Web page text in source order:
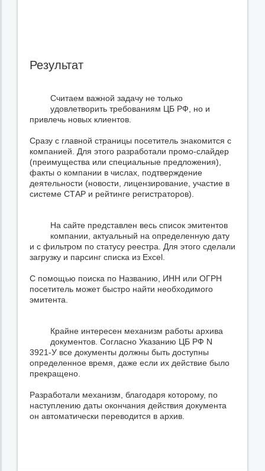
Результат
Считаем важной задачу не только
удовлетворить требованиям ЦБ РФ, но и
привлечь новых клиентов.
Сразу с главной страницы посетитель знакомится с
компанией. Для этого разработали промо-слайдер
(преимущества или специальные предложения),
факты о компании в числах, подтверждение
деятельности (новости, лицензирование, участие в
системе СТАР и рейтинге регистраторов).
На сайте представлен весь список эмитентов
компании, актуальный на определенную дату
и с фильтром по статусу реестра. Для этого сделали
загрузку и парсинг списка из Excel.
С помощью поиска по Названию, ИНН или ОГРН
посетитель может быстро найти необходимого
эмитента.
Крайне интересен механизм работы архива
документов. Согласно Указанию ЦБ РФ N
3921-У все документы должны быть доступны
определенное время, даже если их действие было
прекращено.
Разработали механизм, благодаря которому, по
наступлению даты окончания действия документа
он автоматически переводится в архив.